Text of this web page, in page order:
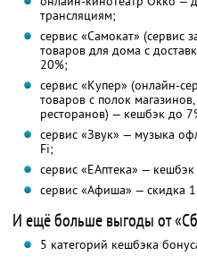
трансляциям;
сервис «Самокат» (сервис
товаров для дома с
20%;
сервис «Купер» (онлайн-
товаров с полок
ресторанов) — кешбэк до
сервис «Звук» — музыка
Fi;
сервис «ЕАптека» —
сервис «Афиша» — скидка
И ещё больше выгоды от
5 категорий кешбэка